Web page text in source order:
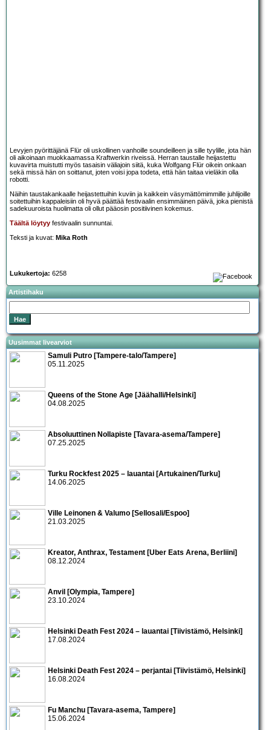
Levyjen pyörittäjänä Flür oli uskollinen vanhoille soundeilleen ja sille tyylille, jota hän
oli aikoinaan muokkaamassa Kraftwerkin riveissä. Herran taustalle heijastettu
kuvavirta muistutti myös tasaisin väliajoin siitä, kuka Wolfgang Flür oikein onkaan
sekä missä hän on soittanut, joten voisi jopa todeta, että hän taitaa vieläkin olla
robotti.
Näihin taustakankaalle heijastettuihin kuviin ja kaikkein väsymättömimmille juhlijoille
soitettuihin kappaleisiin oli hyvä päättää festivaalin ensimmäinen päivä, joka pienistä
sadekuuroista huolimatta oli ollut pääosin positiivinen kokemus.
Täältä löytyy festivaalin sunnuntai.
Teksti ja kuvat: Mika Roth
Lukukertoja: 6258
Artistihaku
Uusimmat livearviot
Samuli Putro [Tampere-talo/Tampere]
05.11.2025
Queens of the Stone Age [Jäähalli/Helsinki]
04.08.2025
Absoluuttinen Nollapiste [Tavara-asema/Tampere]
07.25.2025
Turku Rockfest 2025 – lauantai [Artukainen/Turku]
14.06.2025
Ville Leinonen & Valumo [Sellosali/Espoo]
21.03.2025
Kreator, Anthrax, Testament [Uber Eats Arena, Berliini]
08.12.2024
Anvil [Olympia, Tampere]
23.10.2024
Helsinki Death Fest 2024 – lauantai [Tiivistämö, Helsinki]
17.08.2024
Helsinki Death Fest 2024 – perjantai [Tiivistämö, Helsinki]
16.08.2024
Fu Manchu [Tavara-asema, Tampere]
15.06.2024